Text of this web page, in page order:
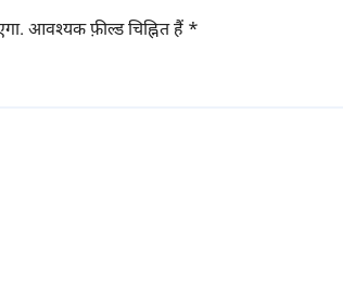
आवश्यक फ़ील्ड चिह्नित हैं *